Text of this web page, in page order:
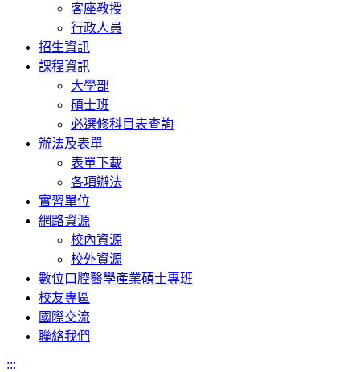
客座教授
行政人員
招生資訊
課程資訊
大學部
碩士班
必選修科目表查詢
辦法及表單
表單下載
各項辦法
實習單位
網路資源
校內資源
校外資源
數位口腔醫學產業碩士專班
校友專區
國際交流
聯絡我們
:::